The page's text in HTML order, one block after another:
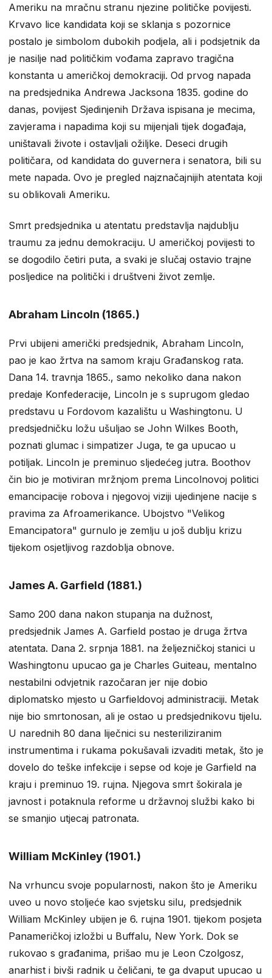
Ameriku na mračnu stranu njezine političke povijesti.
Krvavo lice kandidata koji se sklanja s pozornice
postalo je simbolom dubokih podjela, ali i podsjetnik da
je nasilje nad političkim vođama zapravo tragična
konstanta u američkoj demokraciji. Od prvog napada
na predsjednika Andrewa Jacksona 1835. godine do
danas, povijest Sjedinjenih Država ispisana je mecima,
zavjerama i napadima koji su mijenjali tijek događaja,
uništavali živote i ostavljali ožiljke. Deseci drugih
političara, od kandidata do guvernera i senatora, bili su
mete napada. Ovo je pregled najznačajnijih atentata koji
su oblikovali Ameriku.
Smrt predsjednika u atentatu predstavlja najdublju
traumu za jednu demokraciju. U američkoj povijesti to
se dogodilo četiri puta, a svaki je slučaj ostavio trajne
posljedice na politički i društveni život zemlje.
Abraham Lincoln (1865.)
Prvi ubijeni američki predsjednik, Abraham Lincoln,
pao je kao žrtva na samom kraju Građanskog rata.
Dana 14. travnja 1865., samo nekoliko dana nakon
predaje Konfederacije, Lincoln je s suprugom gledao
predstavu u Fordovom kazalištu u Washingtonu. U
predsjedničku ložu ušuljao se John Wilkes Booth,
poznati glumac i simpatizer Juga, te ga upucao u
potiljak. Lincoln je preminuo sljedećeg jutra. Boothov
čin bio je motiviran mržnjom prema Lincolnovoj politici
emancipacije robova i njegovoj viziji ujedinjene nacije s
pravima za Afroamerikance. Ubojstvo "Velikog
Emancipatora" gurnulo je zemlju u još dublju krizu
tijekom osjetljivog razdoblja obnove.
James A. Garfield (1881.)
Samo 200 dana nakon stupanja na dužnost,
predsjednik James A. Garfield postao je druga žrtva
atentata. Dana 2. srpnja 1881. na željezničkoj stanici u
Washingtonu upucao ga je Charles Guiteau, mentalno
nestabilni odvjetnik razočaran jer nije dobio
diplomatsko mjesto u Garfieldovoj administraciji. Metak
nije bio smrtonosan, ali je ostao u predsjednikovu tijelu.
U narednih 80 dana liječnici su nesteriliziranim
instrumentima i rukama pokušavali izvaditi metak, što je
dovelo do teške infekcije i sepse od koje je Garfield na
kraju i preminuo 19. rujna. Njegova smrt šokirala je
javnost i potaknula reforme u državnoj službi kako bi
se smanjio utjecaj patronata.
William McKinley (1901.)
Na vrhuncu svoje popularnosti, nakon što je Ameriku
uveo u novo stoljeće kao svjetsku silu, predsjednik
William McKinley ubijen je 6. rujna 1901. tijekom posjeta
Panameričkoj izložbi u Buffalu, New York. Dok se
rukovao s građanima, prišao mu je Leon Czolgosz,
anarhist i bivši radnik u čeličani, te ga dvaput upucao u